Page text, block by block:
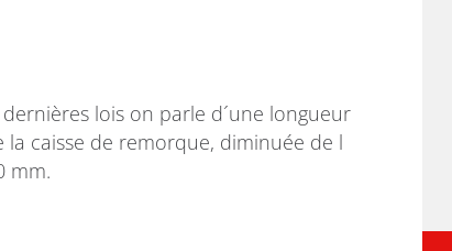
lois on parle d´une longueur
caisse de remorque, diminuée de l
mm.